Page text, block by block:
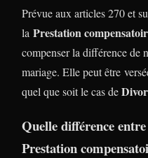
Prévue aux articles 270 et
la Prestation
compenser la différence de
mariage. Elle peut être
quel que soit le cas de
Quelle différence
Prestation